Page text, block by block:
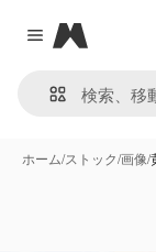
Close menu
Magnific
ホーム/ストック/画像/